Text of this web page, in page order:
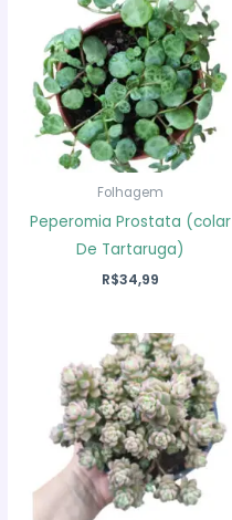
Folhagem
Peperomia Prostata (colar
De Tartaruga)
R$34,99